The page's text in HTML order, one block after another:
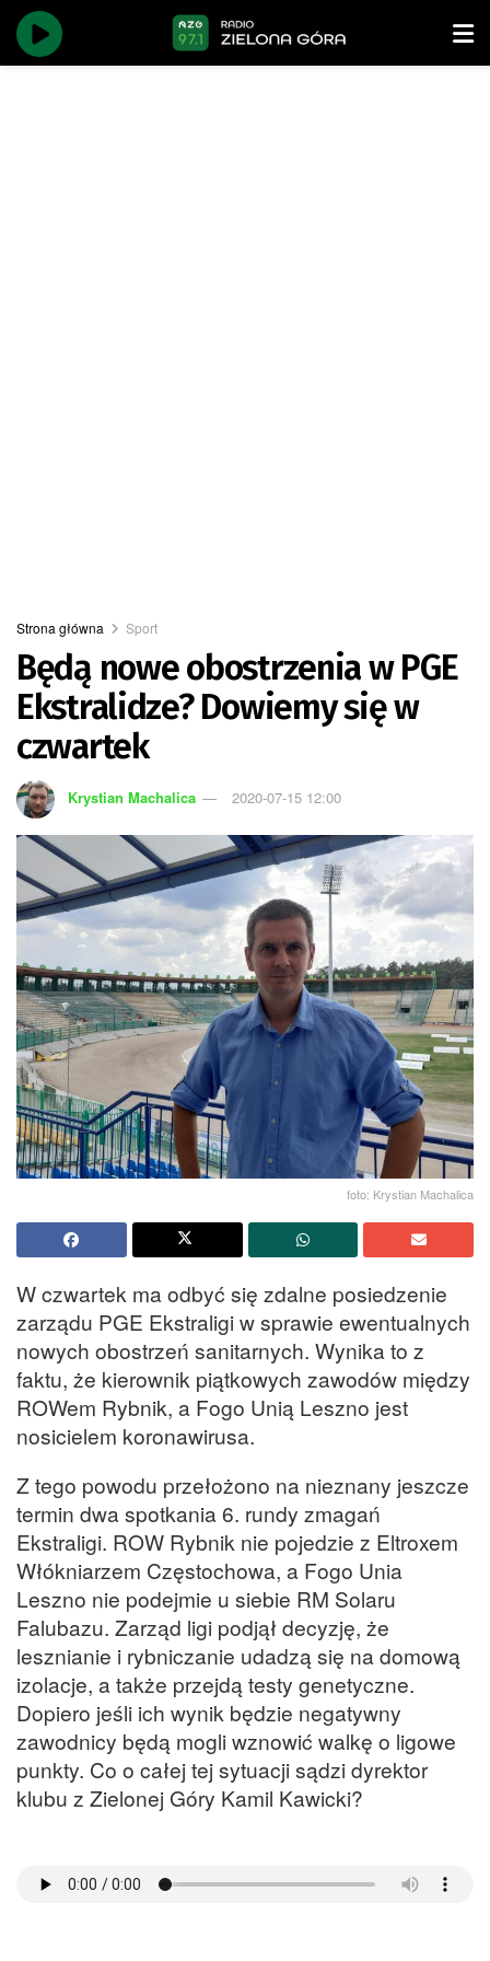
Strona główna Sport
Będą nowe obostrzenia w PGE
Ekstralidze? Dowiemy się w
czwartek
Krystian Machalica 2020-07-15 12:00
foto: Krystian Machalica
W czwartek ma odbyć się zdalne posiedzenie
zarządu PGE Ekstraligi w sprawie ewentualnych
nowych obostrzeń sanitarnych. Wynika to z
faktu, że kierownik piątkowych zawodów między
ROWem Rybnik, a Fogo Unią Leszno jest
nosicielem koronawirusa.
Z tego powodu przełożono na nieznany jeszcze
termin dwa spotkania 6. rundy zmagań
Ekstraligi. ROW Rybnik nie pojedzie z Eltroxem
Włókniarzem Częstochowa, a Fogo Unia
Leszno nie podejmie u siebie RM Solaru
Falubazu. Zarząd ligi podjął decyzję, że
lesznianie i rybniczanie udadzą się na domową
izolacje, a także przejdą testy genetyczne.
Dopiero jeśli ich wynik będzie negatywny
zawodnicy będą mogli wznowić walkę o ligowe
punkty. Co o całej tej sytuacji sądzi dyrektor
klubu z Zielonej Góry Kamil Kawicki?